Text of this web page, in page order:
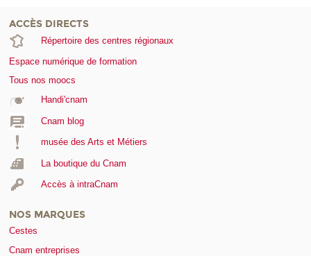
ACCÈS DIRECTS
Répertoire des centres régionaux
Espace numérique de formation
Tous nos moocs
Handi'cnam
Cnam blog
musée des Arts et Métiers
La boutique du Cnam
Accès à intraCnam
NOS MARQUES
Cestes
Cnam entreprises